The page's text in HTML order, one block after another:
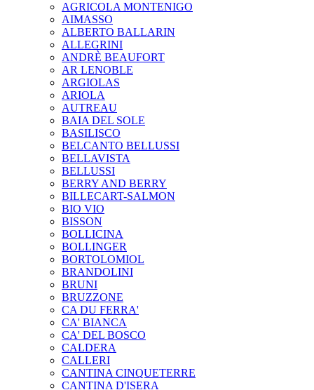
AGRICOLA MONTENIGO
AIMASSO
ALBERTO BALLARIN
ALLEGRINI
ANDRÈ BEAUFORT
AR LENOBLE
ARGIOLAS
ARIOLA
AUTREAU
BAIA DEL SOLE
BASILISCO
BELCANTO BELLUSSI
BELLAVISTA
BELLUSSI
BERRY AND BERRY
BILLECART-SALMON
BIO VIO
BISSON
BOLLICINA
BOLLINGER
BORTOLOMIOL
BRANDOLINI
BRUNI
BRUZZONE
CA DU FERRA'
CA' BIANCA
CA' DEL BOSCO
CALDERA
CALLERI
CANTINA CINQUETERRE
CANTINA D'ISERA